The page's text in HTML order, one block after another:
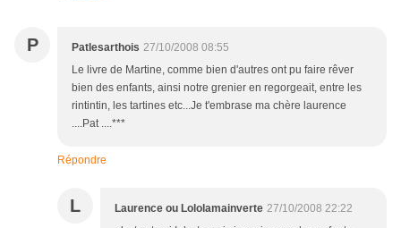
P Patlesarthois 27/10/2008 08:55
Le livre de Martine, comme bien d'autres ont pu faire rêver
bien des enfants, ainsi notre grenier en regorgeait, entre les
rintintin, les tartines etc...Je t'embrase ma chère laurence
....Pat ....***
Répondre
L Laurence ou Lololamainverte 27/10/2008 22:22